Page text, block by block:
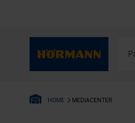
HOME MEDIACENTER